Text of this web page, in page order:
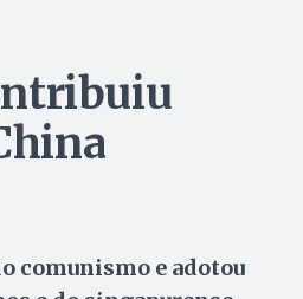
comunismo e adotou